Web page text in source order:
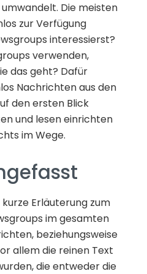
Die meisten
zur Verfügung
interessierst?
verwenden,
das geht? Dafür
Nachrichten aus den
den ersten Blick
und lesen einrichten
im Wege.
Erläuterung zum
im gesamten
beziehungsweise
allem die reinen Text
die entweder die